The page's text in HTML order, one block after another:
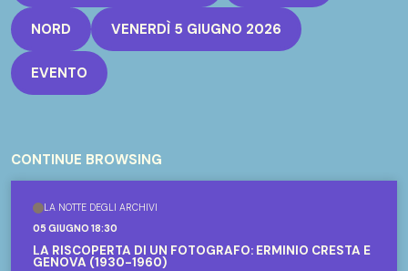
NORD VENERDÌ 5 GIUGNO 2026
EVENTO
CONTINUE BROWSING
LA NOTTE DEGLI ARCHIVI
05 GIUGNO 18:30
LA RISCOPERTA DI UN FOTOGRAFO: ERMINIO CRESTA E
GENOVA (1930-1960)